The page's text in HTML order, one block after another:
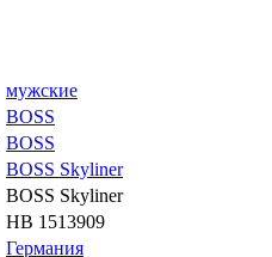
мужские
BOSS
BOSS
BOSS Skyliner
BOSS Skyliner
HB 1513909
Германия